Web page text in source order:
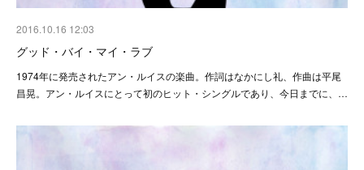
2016.10.16 12:03
グッド・バイ・マイ・ラブ
1974年に発売されたアン・ルイスの楽曲。作詞はなかにし礼、作曲は平尾
昌晃。アン・ルイスにとって初のヒット・シングルであり、今日までに、…